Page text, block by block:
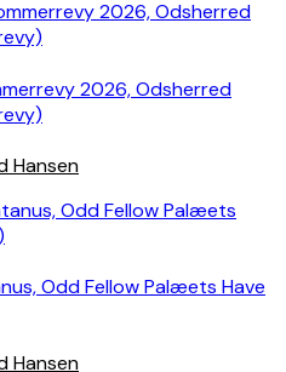
2026, Odsherred
Hansen
Odd Fellow Palæets Have
Hansen